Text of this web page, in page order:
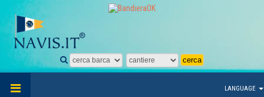
LANGUAGE